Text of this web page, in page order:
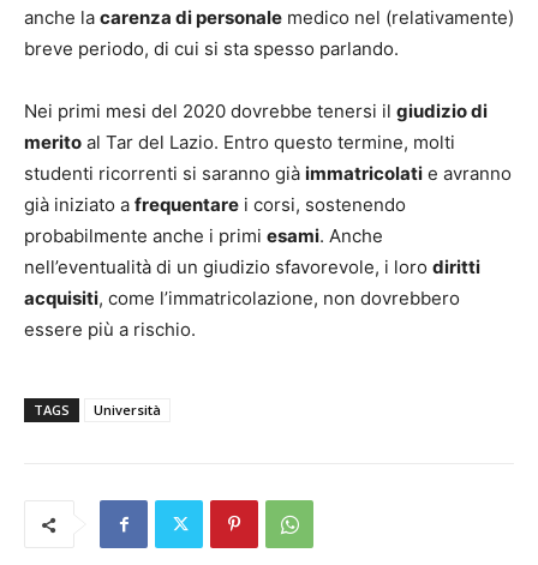
anche la carenza di personale medico nel (relativamente)
breve periodo, di cui si sta spesso parlando.
Nei primi mesi del 2020 dovrebbe tenersi il giudizio di
merito al Tar del Lazio. Entro questo termine, molti
studenti ricorrenti si saranno già immatricolati e avranno
già iniziato a frequentare i corsi, sostenendo
probabilmente anche i primi esami. Anche
nell’eventualità di un giudizio sfavorevole, i loro diritti
acquisiti, come l’immatricolazione, non dovrebbero
essere più a rischio.
TAGS Università